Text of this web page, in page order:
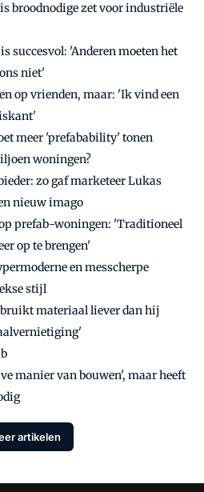
broodnodige zet voor industriële
succesvol: 'Anderen moeten het
niet'
op vrienden, maar: 'Ik vind een
meer 'prefabability' tonen
woningen?
zo gaf marketeer Lukas
nieuw imago
prefab-woningen: 'Traditioneel
op te brengen'
en messcherpe
stijl
materiaal liever dan hij
manier van bouwen', maar heeft
artikelen